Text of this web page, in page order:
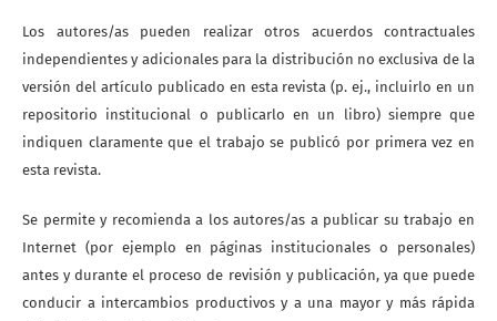
Los autores/as pueden realizar otros acuerdos contractuales
independientes y adicionales para la distribución no exclusiva de la
versión del artículo publicado en esta revista (p. ej., incluirlo en un
repositorio institucional o publicarlo en un libro) siempre que
indiquen claramente que el trabajo se publicó por primera vez en
esta revista.
Se permite y recomienda a los autores/as a publicar su trabajo en
Internet (por ejemplo en páginas institucionales o personales)
antes y durante el proceso de revisión y publicación, ya que puede
conducir a intercambios productivos y a una mayor y más rápida